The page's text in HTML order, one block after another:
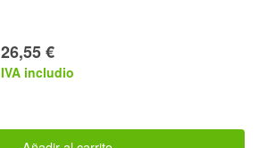
26,55 €
IVA includio